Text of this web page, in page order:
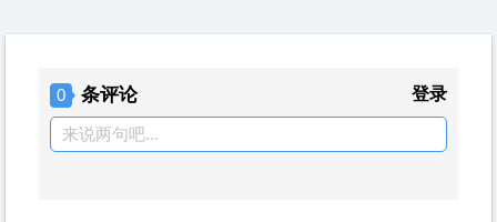
0 条评论 登录
来说两句吧...